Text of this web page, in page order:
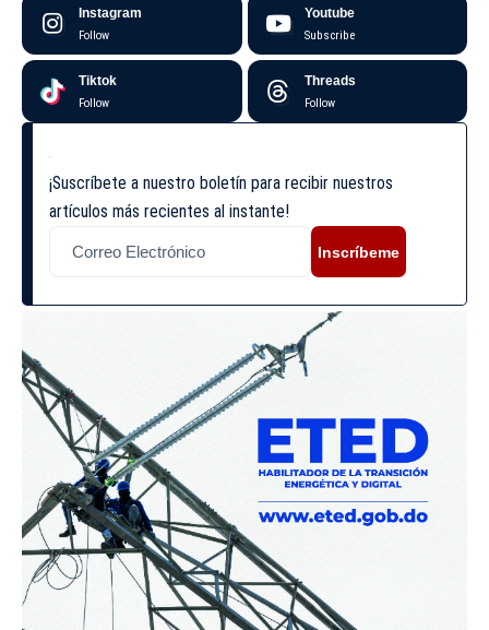
Instagram
Follow
Youtube
Subscribe
Tiktok
Follow
Threads
Follow
¡Suscríbete a nuestro boletín para recibir nuestros
artículos más recientes al instante!
Inscríbeme